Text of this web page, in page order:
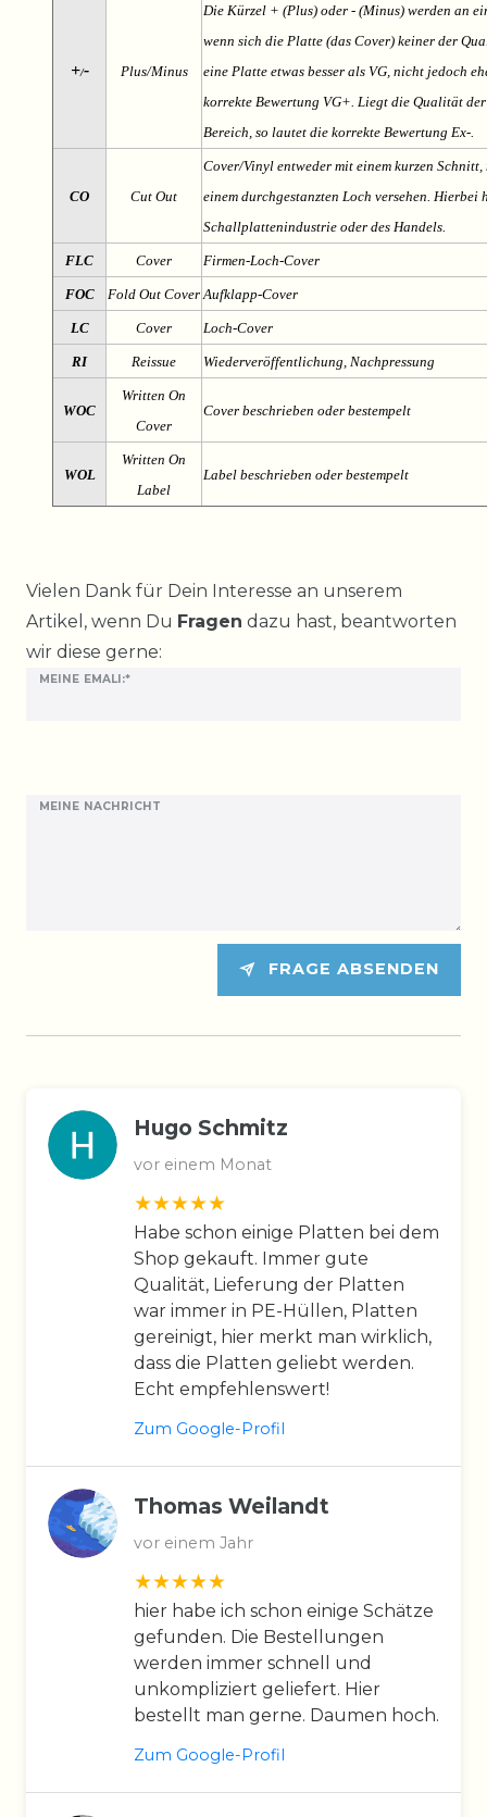
+/- Plus/Minus
Die Kürzel + (Plus) oder - (Minus) werden an
wenn sich die Platte (das Cover) keiner der
eine Platte etwas besser als VG, nicht jedoch
korrekte Bewertung VG+. Liegt die Qualität
Bereich, so lautet die korrekte Bewertung Ex-.
CO Cut Out
Cover/Vinyl entweder mit einem kurzen
einem durchgestanzten Loch versehen. Hierbei
Schallplattenindustrie oder des Handels.
FLC Cover Firmen-Loch-Cover
FOC Fold Out Cover Aufklapp-Cover
LC Cover Loch-Cover
RI Reissue Wiederveröffentlichung, Nachpressung
WOC
Written On
Cover
Cover beschrieben oder bestempelt
WOL
Written On
Label
Label beschrieben oder bestempelt
Vielen Dank für Dein Interesse an unserem
Artikel, wenn Du Fragen dazu hast, beantworten
wir diese gerne:
MEINE EMALI:*
MEINE NACHRICHT
Ceres::Template.mailFormHoneypotLabel
FRAGE ABSENDEN
Hugo Schmitz
vor einem Monat
Habe schon einige Platten bei dem
Shop gekauft. Immer gute
Qualität, Lieferung der Platten
war immer in PE-Hüllen, Platten
gereinigt, hier merkt man wirklich,
dass die Platten geliebt werden.
Echt empfehlenswert!
Zum Google-Profil
Thomas Weilandt
vor einem Jahr
hier habe ich schon einige Schätze
gefunden. Die Bestellungen
werden immer schnell und
unkompliziert geliefert. Hier
bestellt man gerne. Daumen hoch.
Zum Google-Profil